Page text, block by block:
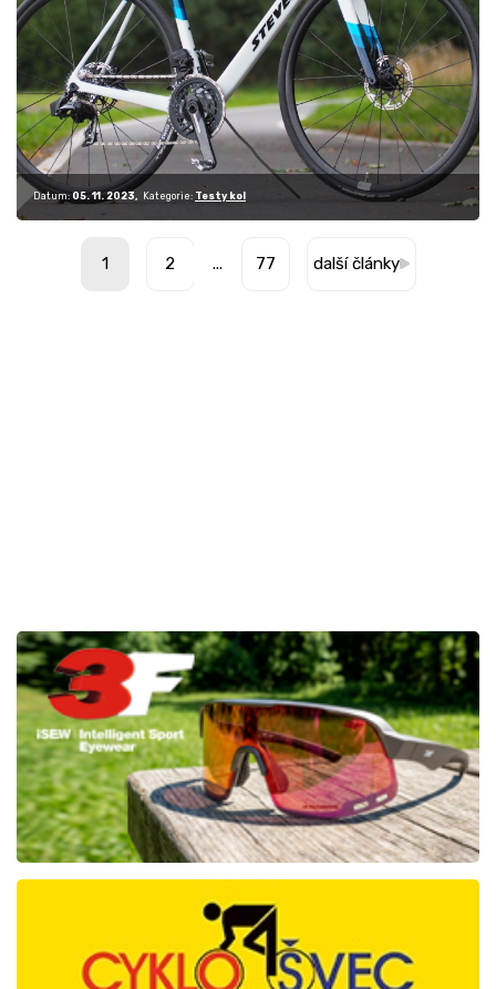
Datum: 05. 11. 2023 Kategorie: Testy kol
1 2 ... 77 další články